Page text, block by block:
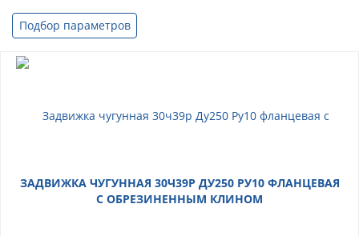
Подбор параметров
ЗАДВИЖКА ЧУГУННАЯ 30Ч39Р ДУ250 РУ10 ФЛАНЦЕВАЯ
С ОБРЕЗИНЕННЫМ КЛИНОМ